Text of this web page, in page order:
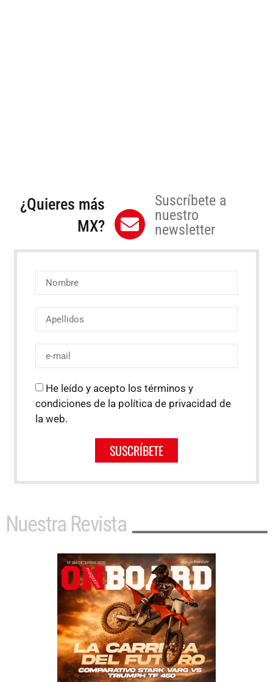
¿Quieres más
MX?
Suscríbete a
nuestro
newsletter
He leído y acepto los términos y
condiciones de la política de privacidad de
la web.
SUSCRÍBETE
Nuestra Revista